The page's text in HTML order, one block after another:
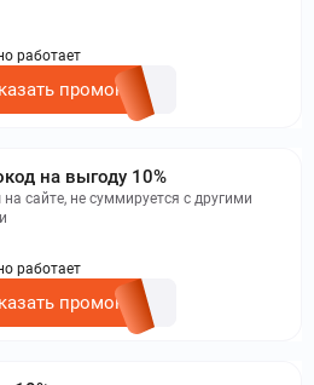
работает
промокод
на выгоду 10%
сайте, не суммируется с другими
работает
промокод